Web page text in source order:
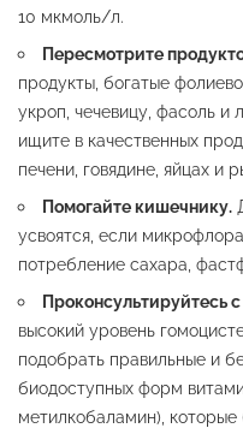
10 мкмоль/л.
Пересмотрите
продукты, богатые
укроп, чечевицу, фасоль и
ищите в качественных
печени, говядине, яйцах и
Помогайте кишечнику.
усвоятся, если
потребление сахара,
Проконсультируйтесь
высокий уровень
подобрать правильные и
биодоступных форм
метилкобаламин),